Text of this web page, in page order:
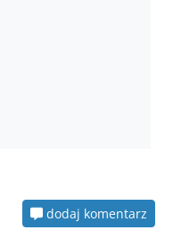
dodaj komentarz